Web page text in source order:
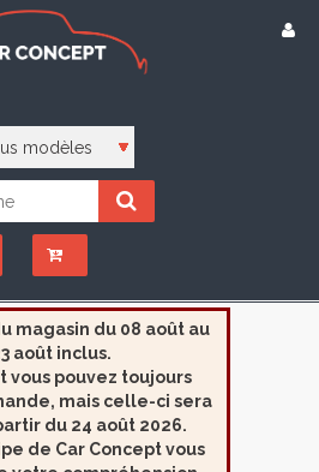
magasin du 08 août au
août inclus.
vous pouvez toujours
mais celle-ci sera
du 24 août 2026.
de Car Concept vous